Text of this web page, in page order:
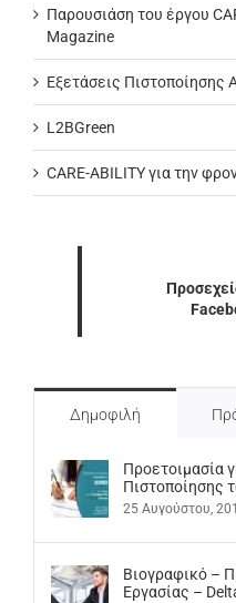
Παρουσιάση του έργου
Magazine
Εξετάσεις Πιστοποίησης
L2BGreen
CARE-ABILITY για την
Δημοφιλή
Προετοιμασία
Πιστοποίησης
25 Αυγούστου,
Βιογραφικό –
Εργασίας –